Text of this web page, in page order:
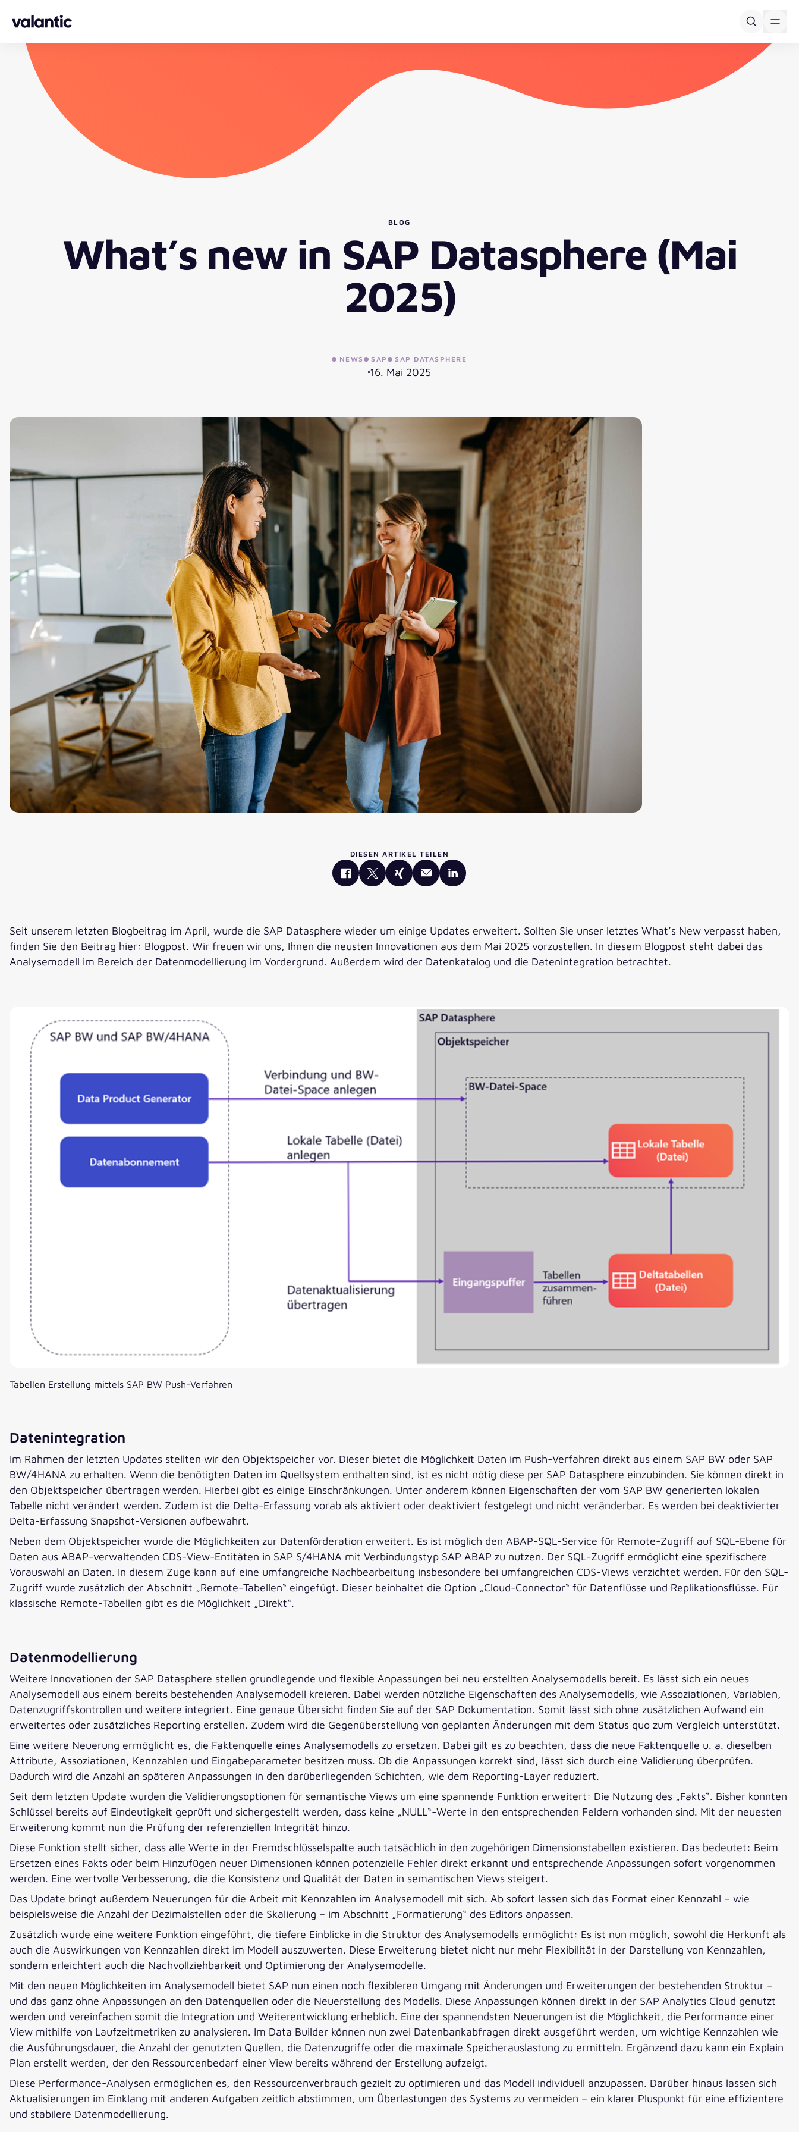
BLOG
What’s new in SAP Datasphere (Mai
2025)
NEWS SAP SAP DATASPHERE
16. Mai 2025
DIESEN ARTIKEL TEILEN
Seit unserem letzten Blogbeitrag im April, wurde die SAP Datasphere wieder um einige Updates erweitert. Sollten Sie unser letztes What’s New verpasst haben,
finden Sie den Beitrag hier: Blogpost. Wir freuen wir uns, Ihnen die neusten Innovationen aus dem Mai 2025 vorzustellen. In diesem Blogpost steht dabei das
Analysemodell im Bereich der Datenmodellierung im Vordergrund. Außerdem wird der Datenkatalog und die Datenintegration betrachtet.
Tabellen Erstellung mittels SAP BW Push-Verfahren
Datenintegration
Im Rahmen der letzten Updates stellten wir den Objektspeicher vor. Dieser bietet die Möglichkeit Daten im Push-Verfahren direkt aus einem SAP BW oder SAP
BW/4HANA zu erhalten. Wenn die benötigten Daten im Quellsystem enthalten sind, ist es nicht nötig diese per SAP Datasphere einzubinden. Sie können direkt in
den Objektspeicher übertragen werden. Hierbei gibt es einige Einschränkungen. Unter anderem können Eigenschaften der vom SAP BW generierten lokalen
Tabelle nicht verändert werden. Zudem ist die Delta-Erfassung vorab als aktiviert oder deaktiviert festgelegt und nicht veränderbar. Es werden bei deaktivierter
Delta-Erfassung Snapshot-Versionen aufbewahrt.
Neben dem Objektspeicher wurde die Möglichkeiten zur Datenförderation erweitert. Es ist möglich den ABAP-SQL-Service für Remote-Zugriff auf SQL-Ebene für
Daten aus ABAP-verwaltenden CDS-View-Entitäten in SAP S/4HANA mit Verbindungstyp SAP ABAP zu nutzen. Der SQL-Zugriff ermöglicht eine spezifischere
Vorauswahl an Daten. In diesem Zuge kann auf eine umfangreiche Nachbearbeitung insbesondere bei umfangreichen CDS-Views verzichtet werden. Für den SQL-
Zugriff wurde zusätzlich der Abschnitt „Remote-Tabellen“ eingefügt. Dieser beinhaltet die Option „Cloud-Connector“ für Datenflüsse und Replikationsflüsse. Für
klassische Remote-Tabellen gibt es die Möglichkeit „Direkt“.
Datenmodellierung
Weitere Innovationen der SAP Datasphere stellen grundlegende und flexible Anpassungen bei neu erstellten Analysemodells bereit. Es lässt sich ein neues
Analysemodell aus einem bereits bestehenden Analysemodell kreieren. Dabei werden nützliche Eigenschaften des Analysemodells, wie Assoziationen, Variablen,
Datenzugriffskontrollen und weitere integriert. Eine genaue Übersicht finden Sie auf der SAP Dokumentation. Somit lässt sich ohne zusätzlichen Aufwand ein
erweitertes oder zusätzliches Reporting erstellen. Zudem wird die Gegenüberstellung von geplanten Änderungen mit dem Status quo zum Vergleich unterstützt.
Eine weitere Neuerung ermöglicht es, die Faktenquelle eines Analysemodells zu ersetzen. Dabei gilt es zu beachten, dass die neue Faktenquelle u. a. dieselben
Attribute, Assoziationen, Kennzahlen und Eingabeparameter besitzen muss. Ob die Anpassungen korrekt sind, lässt sich durch eine Validierung überprüfen.
Dadurch wird die Anzahl an späteren Anpassungen in den darüberliegenden Schichten, wie dem Reporting-Layer reduziert.
Seit dem letzten Update wurden die Validierungsoptionen für semantische Views um eine spannende Funktion erweitert: Die Nutzung des „Fakts“. Bisher konnten
Schlüssel bereits auf Eindeutigkeit geprüft und sichergestellt werden, dass keine „NULL“-Werte in den entsprechenden Feldern vorhanden sind. Mit der neuesten
Erweiterung kommt nun die Prüfung der referenziellen Integrität hinzu.
Diese Funktion stellt sicher, dass alle Werte in der Fremdschlüsselspalte auch tatsächlich in den zugehörigen Dimensionstabellen existieren. Das bedeutet: Beim
Ersetzen eines Fakts oder beim Hinzufügen neuer Dimensionen können potenzielle Fehler direkt erkannt und entsprechende Anpassungen sofort vorgenommen
werden. Eine wertvolle Verbesserung, die die Konsistenz und Qualität der Daten in semantischen Views steigert.
Das Update bringt außerdem Neuerungen für die Arbeit mit Kennzahlen im Analysemodell mit sich. Ab sofort lassen sich das Format einer Kennzahl – wie
beispielsweise die Anzahl der Dezimalstellen oder die Skalierung – im Abschnitt „Formatierung“ des Editors anpassen.
Zusätzlich wurde eine weitere Funktion eingeführt, die tiefere Einblicke in die Struktur des Analysemodells ermöglicht: Es ist nun möglich, sowohl die Herkunft als
auch die Auswirkungen von Kennzahlen direkt im Modell auszuwerten. Diese Erweiterung bietet nicht nur mehr Flexibilität in der Darstellung von Kennzahlen,
sondern erleichtert auch die Nachvollziehbarkeit und Optimierung der Analysemodelle.
Mit den neuen Möglichkeiten im Analysemodell bietet SAP nun einen noch flexibleren Umgang mit Änderungen und Erweiterungen der bestehenden Struktur –
und das ganz ohne Anpassungen an den Datenquellen oder die Neuerstellung des Modells. Diese Anpassungen können direkt in der SAP Analytics Cloud genutzt
werden und vereinfachen somit die Integration und Weiterentwicklung erheblich. Eine der spannendsten Neuerungen ist die Möglichkeit, die Performance einer
View mithilfe von Laufzeitmetriken zu analysieren. Im Data Builder können nun zwei Datenbankabfragen direkt ausgeführt werden, um wichtige Kennzahlen wie
die Ausführungsdauer, die Anzahl der genutzten Quellen, die Datenzugriffe oder die maximale Speicherauslastung zu ermitteln. Ergänzend dazu kann ein Explain
Plan erstellt werden, der den Ressourcenbedarf einer View bereits während der Erstellung aufzeigt.
Diese Performance-Analysen ermöglichen es, den Ressourcenverbrauch gezielt zu optimieren und das Modell individuell anzupassen. Darüber hinaus lassen sich
Aktualisierungen im Einklang mit anderen Aufgaben zeitlich abstimmen, um Überlastungen des Systems zu vermeiden – ein klarer Pluspunkt für eine effizientere
und stabilere Datenmodellierung.